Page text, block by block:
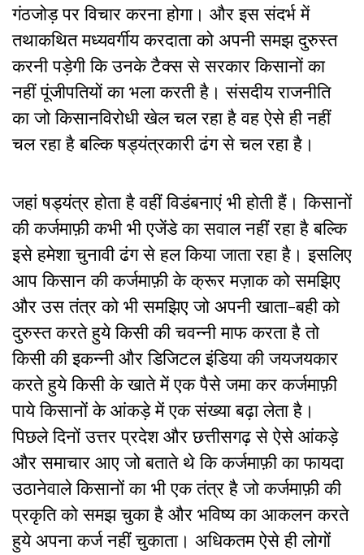
गंठजोड़ पर विचार करना होगा। और इस संदर्भ में
तथाकथित मध्यवर्गीय करदाता को अपनी समझ दुरुस्त
करनी पड़ेगी कि उनके टैक्स से सरकार किसानों का
नहीं पूंजीपतियों का भला करती है। संसदीय राजनीति
का जो किसानविरोधी खेल चल रहा है वह ऐसे ही नहीं
चल रहा है बल्कि षड्यंत्रकारी ढंग से चल रहा है।
जहां षड्यंत्र होता है वहीं विडंबनाएं भी होती हैं। किसानों
की कर्जमाफ़ी कभी भी एजेंडे का सवाल नहीं रहा है बल्कि
इसे हमेशा चुनावी ढंग से हल किया जाता रहा है। इसलिए
आप किसान की कर्जमाफ़ी के क्रूर मज़ाक को समझिए
और उस तंत्र को भी समझिए जो अपनी खाता-बही को
दुरुस्त करते हुये किसी की चवन्नी माफ करता है तो
किसी की इकन्नी और डिजिटल इंडिया की जयजयकार
करते हुये किसी के खाते में एक पैसे जमा कर कर्जमाफ़ी
पाये किसानों के आंकड़े में एक संख्या बढ़ा लेता है।
पिछले दिनों उत्तर प्रदेश और छत्तीसगढ़ से ऐसे आंकड़े
और समाचार आए जो बताते थे कि कर्जमाफ़ी का फायदा
उठानेवाले किसानों का भी एक तंत्र है जो कर्जमाफ़ी की
प्रकृति को समझ चुका है और भविष्य का आकलन करते
हुये अपना कर्ज नहीं चुकाता। अधिकतम ऐसे ही लोगों